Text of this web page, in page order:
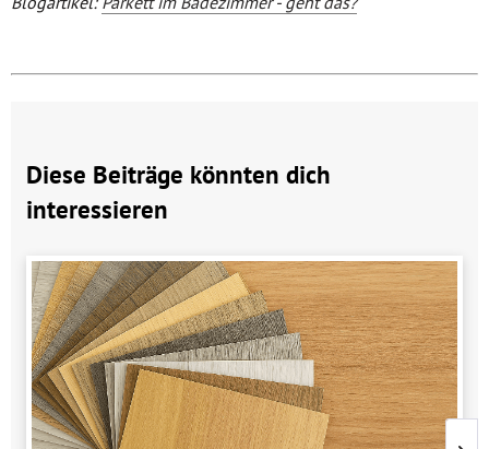
Diese Beiträge könnten dich
interessieren